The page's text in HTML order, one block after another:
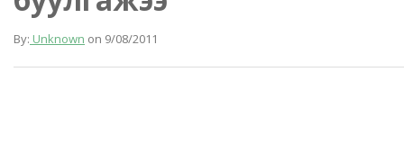
By: Unknown on 9/08/2011